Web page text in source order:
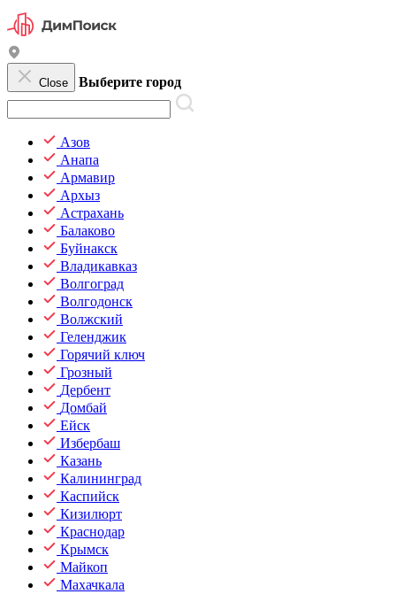
Close Выберите город
Азов
Анапа
Армавир
Архыз
Астрахань
Балаково
Буйнакск
Владикавказ
Волгоград
Волгодонск
Волжский
Геленджик
Горячий ключ
Грозный
Дербент
Домбай
Ейск
Избербаш
Казань
Калининград
Каспийск
Кизилюрт
Краснодар
Крымск
Майкоп
Махачкала